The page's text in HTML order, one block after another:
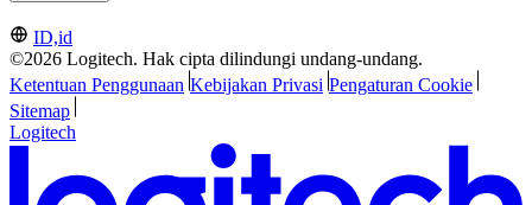
ID,id
©2026 Logitech. Hak cipta dilindungi undang-undang.
Ketentuan Penggunaan Kebijakan Privasi Pengaturan Cookie
Sitemap
Logitech